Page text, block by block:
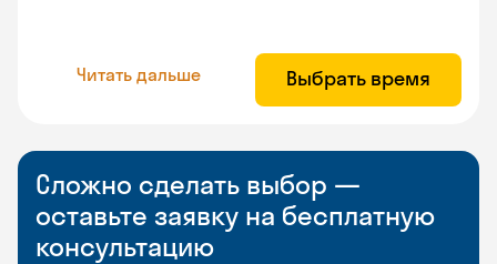
Читать дальше Выбрать время
Сложно сделать выбор —
оставьте заявку на бесплатную
консультацию